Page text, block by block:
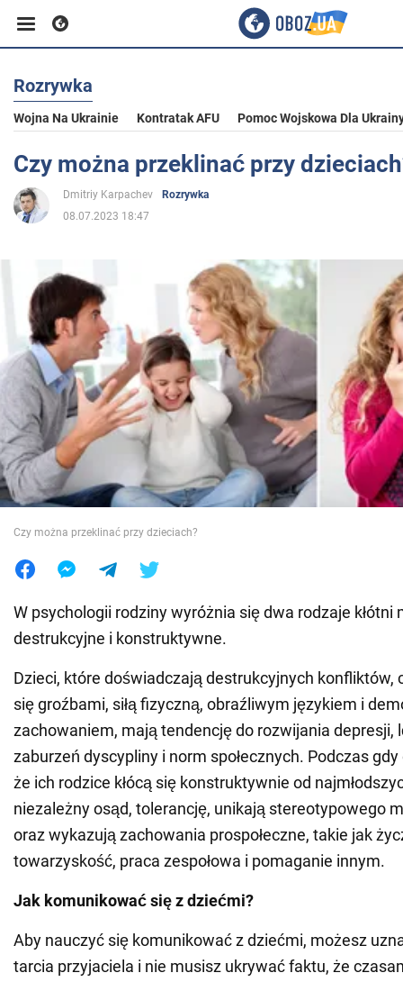
Biznes
Sport
Rozrywka
Polityka
Społeczeństwo
Wojna na Ukrainie
Świat
Jedzenie
Rozrywka
Wojna Na Ukrainie Kontratak AFU Pomoc Wojskowa Dla
Czy można przeklinać przy
Dmitriy Karpachev
Rozrywka
08.07.2023 18:47
Czy można przeklinać przy dzieciach?
W psychologii rodziny wyróżnia się dwa rodzaje kłótni
destrukcyjne i konstruktywne.
Dzieci, które doświadczają destrukcyjnych konfliktów,
się groźbami, siłą fizyczną, obraźliwym językiem i
zachowaniem, mają tendencję do rozwijania depresji,
zaburzeń dyscypliny i norm społecznych. Podczas
że ich rodzice kłócą się konstruktywnie od
niezależny osąd, tolerancję, unikają stereotypowego
oraz wykazują zachowania prospołeczne, takie jak
towarzyskość, praca zespołowa i pomaganie innym.
Jak komunikować się z dziećmi?
Aby nauczyć się komunikować z dziećmi, możesz
tarcia przyjaciela i nie musisz ukrywać faktu, że